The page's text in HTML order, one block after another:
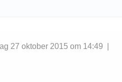
27 oktober 2015 om 14:49 |